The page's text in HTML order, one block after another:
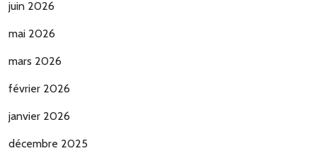
juin 2026
mai 2026
mars 2026
février 2026
janvier 2026
décembre 2025